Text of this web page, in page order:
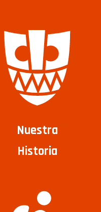
Nuestra
Historia